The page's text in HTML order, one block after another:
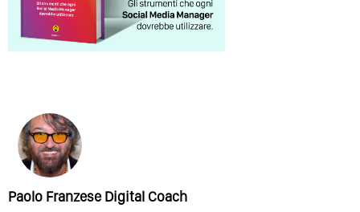
Paolo Franzese Digital Coach